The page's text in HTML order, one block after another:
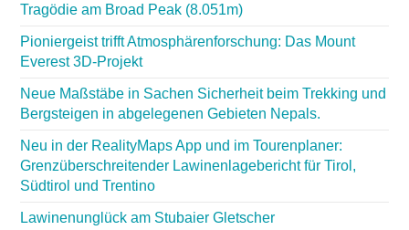
Tragödie am Broad Peak (8.051m)
Pioniergeist trifft Atmosphärenforschung: Das Mount
Everest 3D-Projekt
Neue Maßstäbe in Sachen Sicherheit beim Trekking und
Bergsteigen in abgelegenen Gebieten Nepals.
Neu in der RealityMaps App und im Tourenplaner:
Grenzüberschreitender Lawinenlagebericht für Tirol,
Südtirol und Trentino
Lawinenunglück am Stubaier Gletscher